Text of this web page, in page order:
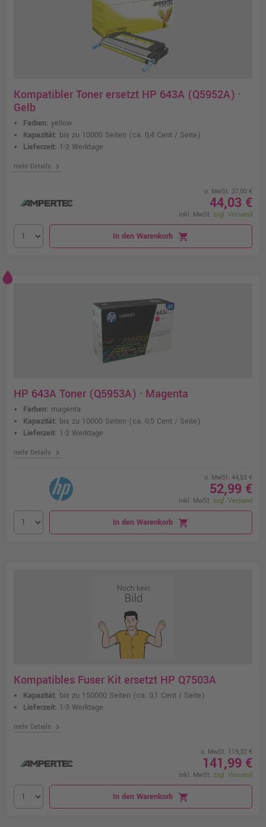
Kompatibler Toner ersetzt HP 643A (Q5952A) ·
Gelb
Farben: yellow
Kapazität: bis zu 10000 Seiten (ca. 0,4 Cent / Seite)
Lieferzeit: 1-2 Werktage
mehr Details chevron_right
o. MwSt. 37,00 €
44,03 €
inkl. MwSt. zzgl. Versand
In den Warenkorb shopping_cart
HP 643A Toner (Q5953A) · Magenta
Farben: magenta
Kapazität: bis zu 10000 Seiten (ca. 0,5 Cent / Seite)
Lieferzeit: 1-2 Werktage
mehr Details chevron_right
o. MwSt. 44,53 €
52,99 €
inkl. MwSt. zzgl. Versand
In den Warenkorb shopping_cart
Kompatibles Fuser Kit ersetzt HP Q7503A
Kapazität: bis zu 150000 Seiten (ca. 0,1 Cent / Seite)
Lieferzeit: 1-3 Werktage
mehr Details chevron_right
o. MwSt. 119,32 €
141,99 €
inkl. MwSt. zzgl. Versand
In den Warenkorb shopping_cart